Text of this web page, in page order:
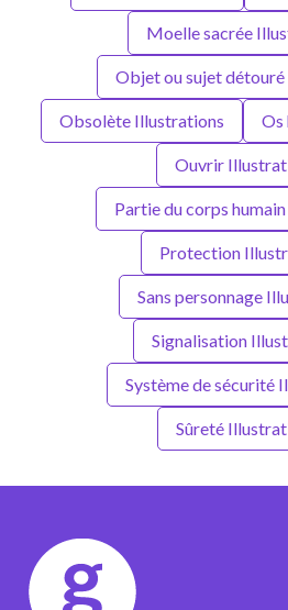
Moelle sacrée
Objet ou sujet
Obsolète Illustrations Os
Ouvrir
Partie du corps
Protection
Sans personnage
Signalisation
Système de sécurité
Sûreté